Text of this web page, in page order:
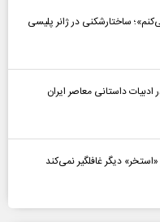
ساختارشکنی در ژانر پلیسی
ادبیات داستانی معاصر ایران
دیگر غافلگیر نمی‌کند